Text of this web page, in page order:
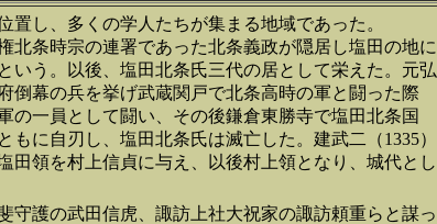
置し、多くの学人たちが集まる地域であった。
北条時宗の連署であった北条義政が隠居し塩田の地に
いう。以後、塩田北条氏三代の居として栄えた。元弘
倒幕の兵を挙げ武蔵関戸で北条高時の軍と闘った際
の一員として闘い、その後鎌倉東勝寺で塩田北条国
もに自刃し、塩田北条氏は滅亡した。建武二（1335）
田領を村上信貞に与え、以後村上領となり、城代とし
守護の武田信虎、諏訪上社大祝家の諏訪頼重らと謀っ